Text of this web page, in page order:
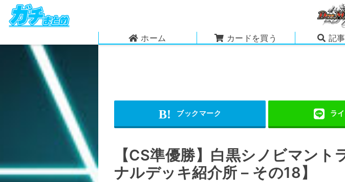
ホーム カードを買う 記
【CS準優勝】白黒シノビマン
ナルデッキ紹介所 – その18】